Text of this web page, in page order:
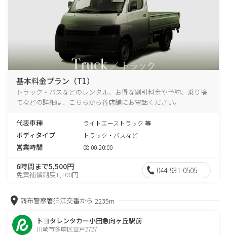
基本料金プラン（T1）
トラック・バスなどのレンタル、お得な割引料金や予約、乗り捨
てなどの詳細は、こちらから各店舗にお電話ください。
代表車種 ライトエーストラック 等
ボディタイプ トラック・バスなど
営業時間 08:00-20:00
6時間まで5,500円
免責補償制度1,100円 044-931-0505
調布警察署狛江交番から 2235m
トヨタレンタカー小田急向ヶ丘駅前
川崎市多摩区登戸2727